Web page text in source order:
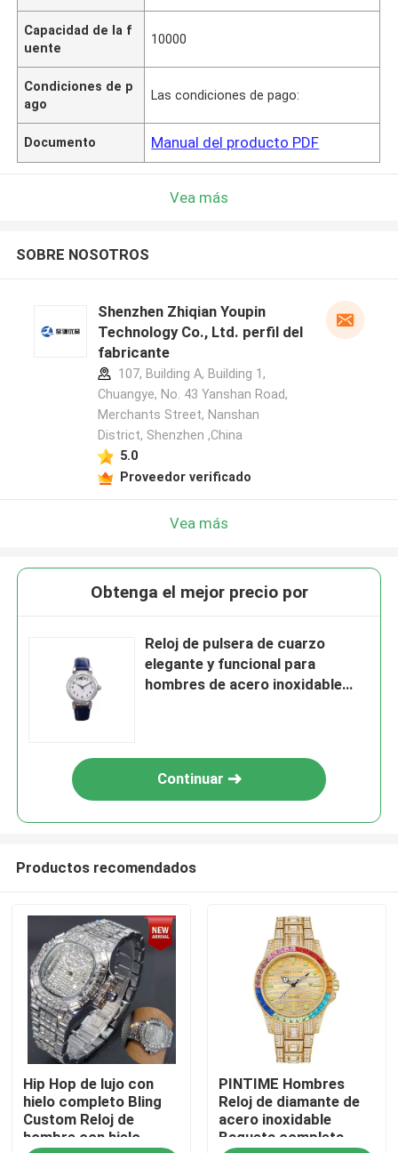
En casa
Productos
Los vídeos
Capacidad de la f
uente
10000
Condiciones de p
ago
Las condiciones de pago:
Documento Manual del producto PDF
Vea más
SOBRE NOSOTROS
Shenzhen Zhiqian Youpin
Technology Co., Ltd. perfil del
fabricante
107, Building A, Building 1,
Chuangye, No. 43 Yanshan Road,
Merchants Street, Nanshan
District, Shenzhen ,China
5.0
Proveedor verificado
Vea más
Obtenga el mejor precio por
Reloj de pulsera de cuarzo
elegante y funcional para
hombres de acero inoxidable
Continuar
Productos recomendados
Hip Hop de lujo con
hielo completo Bling
Custom Reloj de
hombre con hielo
PINTIME Hombres
Reloj de diamante de
acero inoxidable
Bagueta completa